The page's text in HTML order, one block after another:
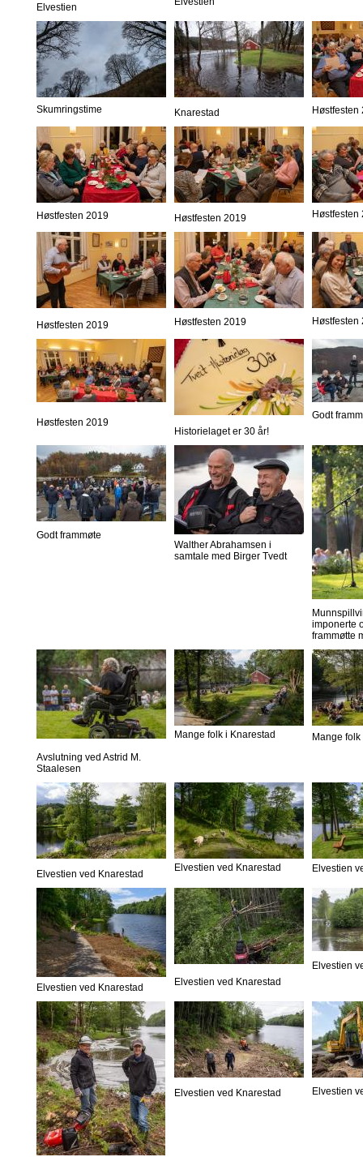
Elvestien
Skumringstime Knarestad Høstfesten
Høstfesten 2019 Høstfesten 2019 Høstfesten
Høstfesten 2019 Høstfesten 2019 Høstfesten
Høstfesten 2019
Historielaget er 30 år!
Godt
Godt frammøte
Walther Abrahamsen i
samtale med Birger Tvedt
imponerte
frammøtte
Avslutning ved Astrid M.
Staalesen
Mange folk i Knarestad Mange
Elvestien ved Knarestad
Elvestien ved Knarestad Elvestien
Elvestien ved Knarestad Elvestien ved Knarestad
Elvestien
Elvestien ved Knarestad Elvestien